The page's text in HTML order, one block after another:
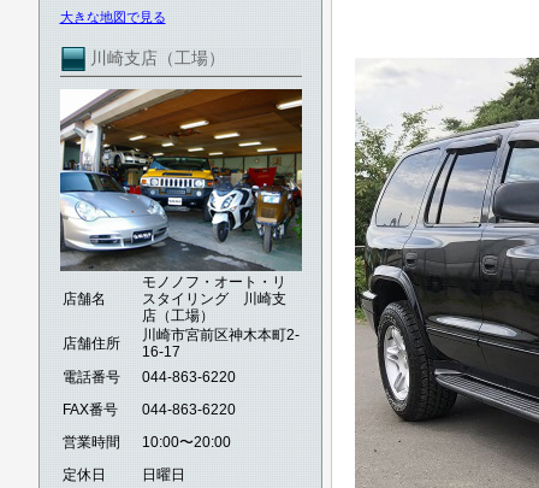
大きな地図で見る
川崎支店（工場）
店舗名
モノノフ・オート・リ
スタイリング 川崎支
店（工場）
店舗住所
川崎市宮前区神木本町2-
16-17
電話番号
044-863-6220
FAX番号
044-863-6220
営業時間
10:00〜20:00
定休日
日曜日